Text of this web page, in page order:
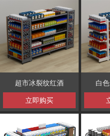
超市冰裂纹红酒
立即购买
白